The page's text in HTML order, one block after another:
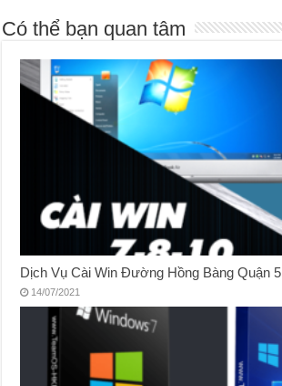
Có thể bạn quan tâm
Dịch Vụ Cài Win Đường Hồng Bàng Quận 5
14/07/2021